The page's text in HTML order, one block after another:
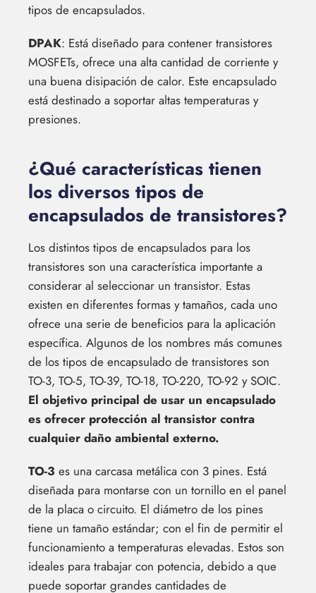
tipos de encapsulados.
DPAK: Está diseñado para contener transistores
MOSFETs, ofrece una alta cantidad de corriente y
una buena disipación de calor. Este encapsulado
está destinado a soportar altas temperaturas y
presiones.
¿Qué características tienen
los diversos tipos de
encapsulados de transistores?
Los distintos tipos de encapsulados para los
transistores son una característica importante a
considerar al seleccionar un transistor. Estas
existen en diferentes formas y tamaños, cada uno
ofrece una serie de beneficios para la aplicación
específica. Algunos de los nombres más comunes
de los tipos de encapsulado de transistores son
TO-3, TO-5, TO-39, TO-18, TO-220, TO-92 y SOIC.
El objetivo principal de usar un encapsulado
es ofrecer protección al transistor contra
cualquier daño ambiental externo.
TO-3 es una carcasa metálica con 3 pines. Está
diseñada para montarse con un tornillo en el panel
de la placa o circuito. El diámetro de los pines
tiene un tamaño estándar; con el fin de permitir el
funcionamiento a temperaturas elevadas. Estos son
ideales para trabajar con potencia, debido a que
puede soportar grandes cantidades de